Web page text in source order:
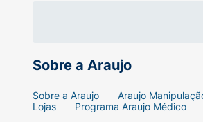
Sobre a Araujo
Sobre a Araujo Araujo
Lojas
Programa Araujo Médico